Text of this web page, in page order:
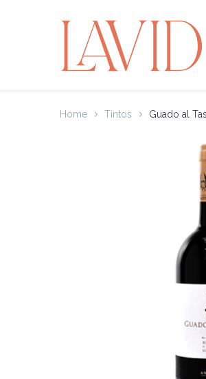
Home Tintos Guado al